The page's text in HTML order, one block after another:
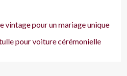
vintage pour un mariage unique
pour voiture cérémonielle